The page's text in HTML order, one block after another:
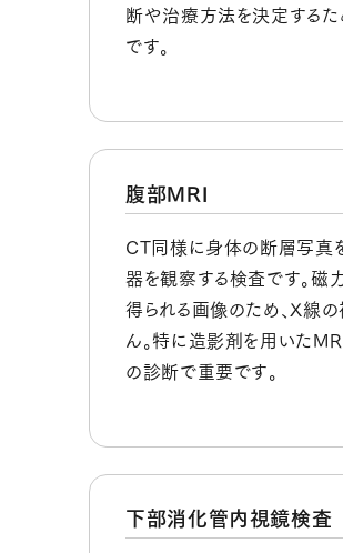
断や治療方法を決定する
です。
腹部MRI
CT同様に身体の断層写真
器を観察する検査です。磁
得られる画像のため、X線
ん。特に造影剤を用いた
の診断で重要です。
下部消化管内視鏡検査